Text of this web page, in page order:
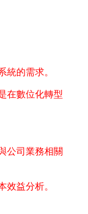
統的需求。
在數位化轉型
公司業務相關
效益分析。